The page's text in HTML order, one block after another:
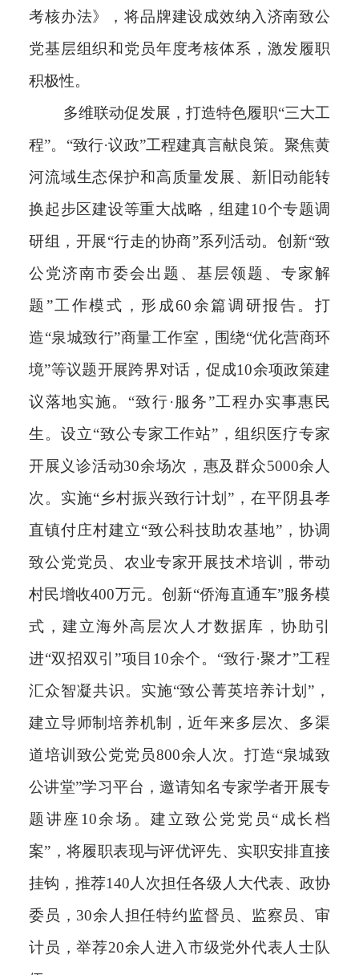
考核办法》，将品牌建设成效纳入济南致公
党基层组织和党员年度考核体系，激发履职
积极性。
多维联动促发展，打造特色履职“三大工
程”。 “致行·议政”工程建真言献良策。 聚焦黄
河流域生态保护和高质量发展、新旧动能转
换起步区建设等重大战略，组建10个专题调
研组，开展“行走的协商”系列活动。创新“致
公党济南市委会出题、基层领题、专家解
题”工作模式，形成60余篇调研报告。打
造“泉城致行”商量工作室，围绕“优化营商环
境”等议题开展跨界对话，促成10余项政策建
议落地实施。 “致行·服务”工程办实事惠民
生。 设立“致公专家工作站”，组织医疗专家
开展义诊活动30余场次，惠及群众5000余人
次。实施“乡村振兴致行计划”，在平阴县孝
直镇付庄村建立“致公科技助农基地”，协调
致公党党员、农业专家开展技术培训，带动
村民增收400万元。创新“侨海直通车”服务模
式，建立海外高层次人才数据库，协助引
进“双招双引”项目10余个。 “致行·聚才”工程
汇众智凝共识。 实施“致公菁英培养计划”，
建立导师制培养机制，近年来多层次、多渠
道培训致公党党员800余人次。打造“泉城致
公讲堂”学习平台，邀请知名专家学者开展专
题讲座10余场。建立致公党党员“成长档
案”，将履职表现与评优评先、实职安排直接
挂钩，推荐140人次担任各级人大代表、政协
委员，30余人担任特约监督员、监察员、审
计员，举荐20余人进入市级党外代表人士队